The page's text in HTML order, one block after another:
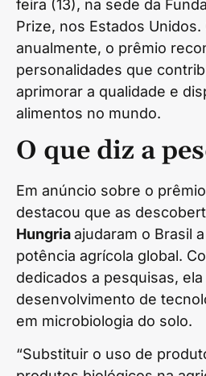
feira (13), na sede da
Prize, nos Estados Unidos.
anualmente, o prêmio
personalidades que
aprimorar a qualidade e
alimentos no mundo.
O que diz a
Em anúncio sobre o
destacou que as
Hungriaajudaram o Brasil
potência agrícola global.
dedicados a pesquisas,
desenvolvimento de
em microbiologia do solo.
“Substituir o uso de